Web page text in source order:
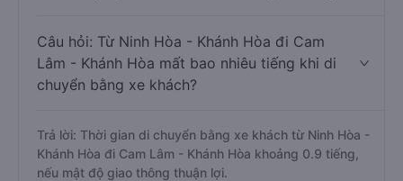
Câu hỏi: Từ Ninh Hòa - Khánh Hòa đi Cam
Lâm - Khánh Hòa mất bao nhiêu tiếng khi di
chuyển bằng xe khách?
Trả lời: Thời gian di chuyển bằng xe khách từ Ninh Hòa -
Khánh Hòa đi Cam Lâm - Khánh Hòa khoảng 0.9 tiếng,
nếu mật độ giao thông thuận lợi.